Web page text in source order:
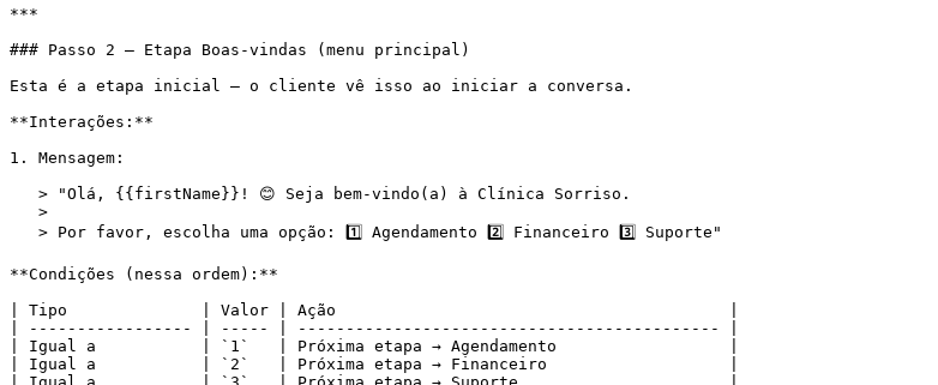
***
### Passo 2 — Etapa Boas-vindas (menu principal)
Esta é a etapa inicial — o cliente vê isso ao iniciar a conversa.
**Interações:**
1. Mensagem:
**Condições (nessa ordem):**
| Tipo              | Valor | Ação                                         |
| ----------------- | ----- | -------------------------------------------- |
| Igual a           | `1`   | Próxima etapa → Agendamento                  |
| Igual a           | `2`   | Próxima etapa → Financeiro                   |